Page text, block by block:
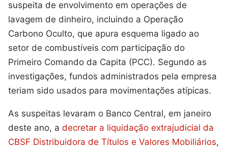
suspeita de envolvimento em operações de
lavagem de dinheiro, incluindo a Operação
Carbono Oculto, que apura esquema ligado ao
setor de combustíveis com participação do
Primeiro Comando da Capita (PCC). Segundo as
investigações, fundos administrados pela empresa
teriam sido usados para movimentações atípicas.
As suspeitas levaram o Banco Central, em janeiro
deste ano, a decretar a liquidação extrajudicial da
CBSF Distribuidora de Títulos e Valores Mobiliários,